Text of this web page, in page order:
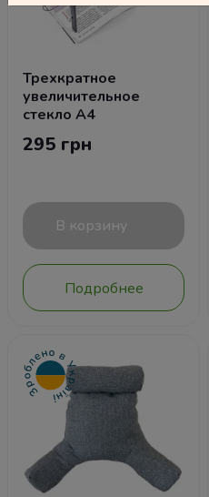
Трехкратное
увеличительное
стекло А4
295 грн
В корзину
Подробнее